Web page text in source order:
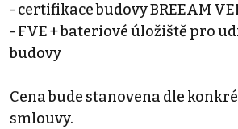
- certifikace budovy BREEAM
- FVE + bateriové úložiště pro
budovy
Cena bude stanovena dle
smlouvy.